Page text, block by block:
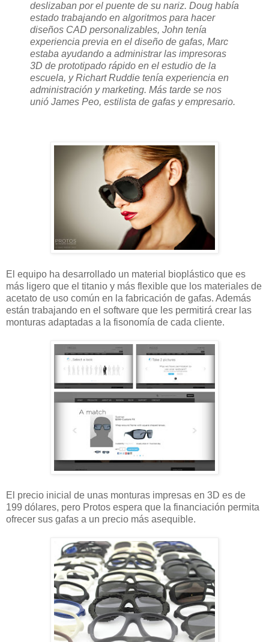
deslizaban por el puente de su nariz. Doug había
estado trabajando en algoritmos para hacer
diseños CAD personalizables, John tenía
experiencia previa en el diseño de gafas, Marc
estaba ayudando a administrar las impresoras
3D de prototipado rápido en el estudio de la
escuela, y Richart Ruddie tenía experiencia en
administración y marketing. Más tarde se nos
unió James Peo, estilista de gafas y empresario.
El equipo ha desarrollado un material bioplástico que es
más ligero que el titanio y más flexible que los materiales de
acetato de uso común en la fabricación de gafas. Además
están trabajando en el software que les permitirá crear las
monturas adaptadas a la fisonomía de cada cliente.
El precio inicial de unas monturas impresas en 3D es de
199 dólares, pero Protos espera que la financiación permita
ofrecer sus gafas a un precio más asequible.